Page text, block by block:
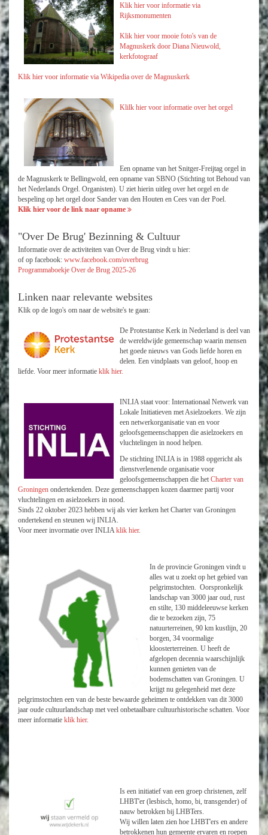
Klik hier voor informatie via
Rijksmonumenten
Klik hier voor mooie foto's van de
Magnuskerk door Diana Nieuwold,
kerkfotograaf
Klik hier voor informatie via Wikipedia over de Magnuskerk
Klilk hier voor informatie over het orgel
Een opname van het Snitger-Freijtag orgel in
de Magnuskerk te Bellingwold, een opname van SBNO (Stichting tot Behoud van
het Nederlands Orgel. Organisten). U ziet hierin uitleg over het orgel en de
bespeling op het orgel door Sander van den Houten en Cees van der Poel.
Klik hier voor de link naar opname
"Over De Brug' Bezinning & Cultuur
Informatie over de activiteiten van Over de Brug vindt u hier:
of op facebook: www.facebook.com/overbrug
Programmaboekje Over de Brug 2025-26
Linken naar relevante websites
Klik op de logo's om naar de website's te gaan:
De Protestantse Kerk in Nederland is deel van
de wereldwijde gemeenschap waarin mensen
het goede nieuws van Gods liefde horen en
delen. Een vindplaats van geloof, hoop en
liefde. Voor meer informatie klik hier.
INLIA staat voor: Internationaal Netwerk van
Lokale Initiatieven met Asielzoekers. We zijn
een netwerkorganisatie van en voor
geloofsgemeenschappen die asielzoekers en
vluchtelingen in nood helpen.
De stichting INLIA is in 1988 opgericht als
dienstverlenende organisatie voor
geloofsgemeenschappen die het Charter van
Groningen ondertekenden. Deze gemeenschappen kozen daarmee partij voor
vluchtelingen en asielzoekers in nood.
Sinds 22 oktober 2023 hebben wij als vier kerken het Charter van Groningen
ondertekend en steunen wij INLIA.
Voor meer invormatie over INLIA klik hier.
In de provincie Groningen vindt u
alles wat u zoekt op het gebied van
pelgrimstochten. Oorspronkelijk
landschap van 3000 jaar oud, rust
en stilte, 130 middeleeuwse kerken
die te bezoeken zijn, 75
natuurterreinen, 90 km kustlijn, 20
borgen, 34 voormalige
kloosterterreinen. U heeft de
afgelopen decennia waarschijnlijk
kunnen genieten van de
bodemschatten van Groningen. U
krijgt nu gelegenheid met deze
pelgrimstochten een van de beste bewaarde geheimen te ontdekken van dit 3000
jaar oude cultuurlandschap met veel onbetaalbare cultuurhistorische schatten. Voor
meer informatie klik hier.
Is een initiatief van een groep christenen, zelf
LHBT'er (lesbisch, homo, bi, transgender) of
nauw betrokken bij LHBTers.
Wij willen laten zien hoe LHBT'ers en andere
betrokkenen hun gemeente ervaren en roepen